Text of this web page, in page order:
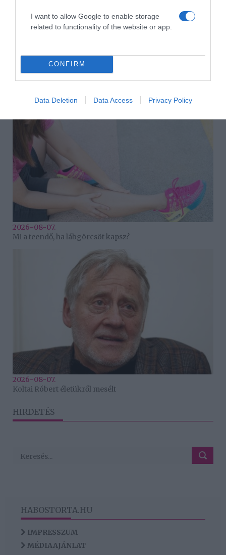
I want to allow Google to enable storage
related to functionality of the website or app.
CONFIRM
Data Deletion Data Access Privacy Policy
2026-08-07.
Grillezett halloumis cukkinis tésztasaláta
2026-08-07.
Mi a teendő, ha lábgörcsöt kapsz?
2026-08-07.
Koltai Róbert életükről mesélt
HIRDETÉS
HABOSTORTA.HU
IMPRESSZUM
MÉDIAAJÁNLAT